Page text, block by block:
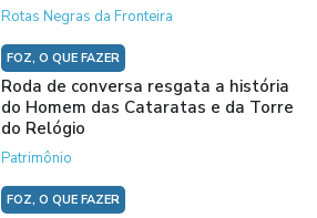
Rotas Negras da Fronteira
FOZ, O QUE FAZER
Roda de conversa resgata a história
do Homem das Cataratas e da Torre
do Relógio
Patrimônio
FOZ, O QUE FAZER